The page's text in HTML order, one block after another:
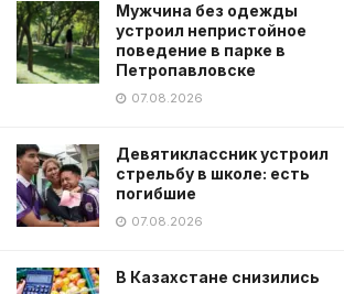
Мужчина без одежды
устроил непристойное
поведение в парке в
Петропавловске
07.08.2026
Девятиклассник устроил
стрельбу в школе: есть
погибшие
07.08.2026
В Казахстане снизились